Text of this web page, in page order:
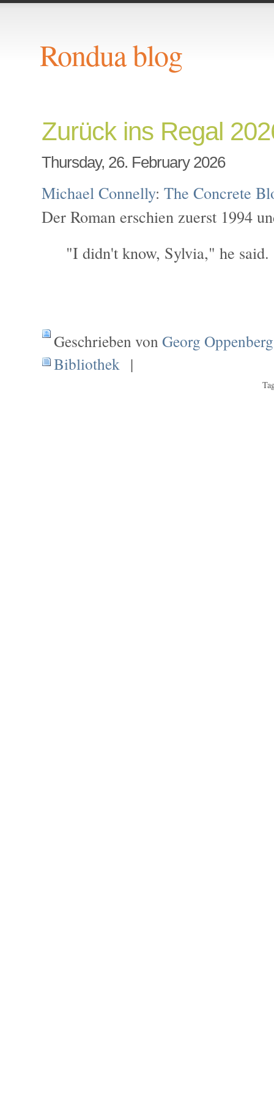
Rondua blog
Zurück ins Regal
Thursday, 26. February 2026
Michael Connelly:The Concrete
Der Roman erschien zuerst 1994
"I didn't know, Sylvia," he
Geschrieben vonGeorg Oppenberg
Bibliothek |